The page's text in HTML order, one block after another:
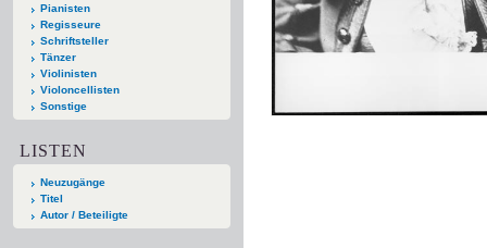
Pianisten
Regisseure
Schriftsteller
Tänzer
Violinisten
Violoncellisten
Sonstige
LISTEN
Neuzugänge
Titel
Autor / Beteiligte